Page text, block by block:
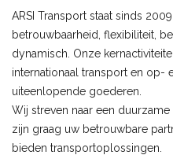
ARSI Transport staat sinds
betrouwbaarheid, flexibiliteit,
dynamisch. Onze
internationaal transport en op-
uiteenlopende goederen.
Wij streven naar een
zijn graag uw betrouwbare
bieden transportoplossingen.